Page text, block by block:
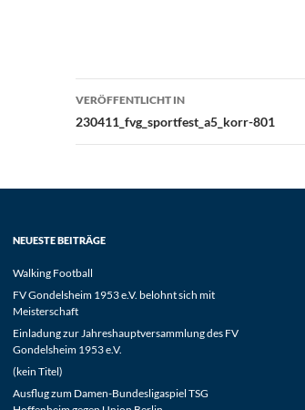
Beitragsnavigation
VERÖFFENTLICHT IN
230411_fvg_sportfest_a5_korr-801
NEUESTE BEITRÄGE
Walking Football
FV Gondelsheim 1953 e.V. belohnt sich mit
Meisterschaft
Einladung zur Jahreshauptversammlung des FV
Gondelsheim 1953 e.V.
(kein Titel)
Ausflug zum Damen-Bundesligaspiel TSG